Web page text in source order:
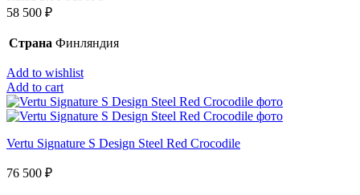
58 500 ₽
Страна Финляндия
Add to wishlist
Add to cart
Vertu Signature S Design Steel Red Crocodile
76 500 ₽